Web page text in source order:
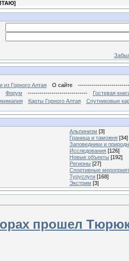
]
из Горного Алтая О сайте
Форум ------------------------------
Гостевая
Карты Горного Алтая Спутниковые
Альпинизм [3]
Граница и таможня [34]
Заповедники и
Исследования [126]
Новые объекты [192]
Регионы [27]
Спортивные
Туруслуги [168]
Экстрим [3]
прошел